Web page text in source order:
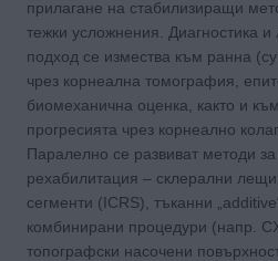
прилагане на стабилизиращи
тежки усложнения. Диагностика
подход се измества към ранна
чрез корнеална томография,
биомеханична оценка, както и
прогресията чрез корнеално
Паралелно се развиват методи
рехабилитация – склерални
сегменти (ICRS), тъканни
комбинирани процедури (напр.
топографски насочени